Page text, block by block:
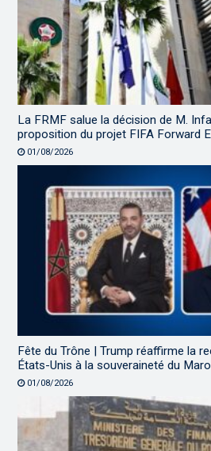
La FRMF salue la décision de M.
proposition du projet FIFA Forward
01/08/2026
Fête du Trône | Trump réaffirme la
États-Unis à la souveraineté du
01/08/2026